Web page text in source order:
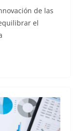
de las
el